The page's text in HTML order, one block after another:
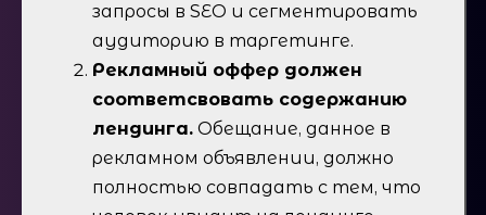
запросы в SEO и сегментировать
аудиторию в таргетинге.
Рекламный оффер должен
соответсвовать содержанию
лендинга. Обещание, данное в
рекламном объявлении, должно
полностью совпадать с тем, что